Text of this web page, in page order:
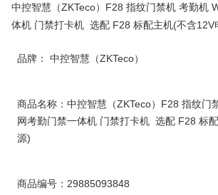
中控智慧（ZKTeco）F28 指纹门禁机 考勤机
体机 门禁打卡机 选配 F28 标配主机(不含12V
品牌： 中控智慧（ZKTeco）
商品名称：中控智慧（ZKTeco）F28 指纹门
网考勤门禁一体机 门禁打卡机 选配 F28 标
源)
商品编号：29885093848